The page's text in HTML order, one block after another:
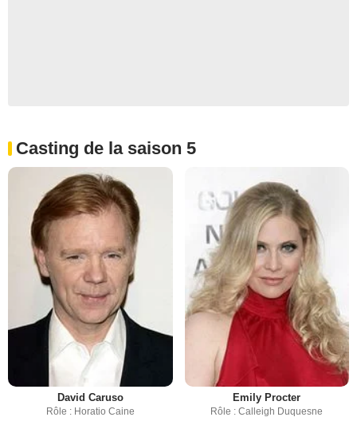
Casting de la saison 5
David Caruso
Rôle : Horatio Caine
Emily Procter
Rôle : Calleigh Duquesne